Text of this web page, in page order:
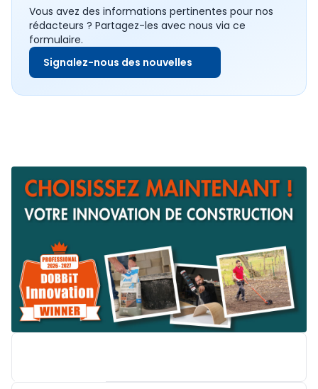
Vous avez des informations pertinentes pour nos
rédacteurs ? Partagez-les avec nous via ce
formulaire.
Signalez-nous des nouvelles